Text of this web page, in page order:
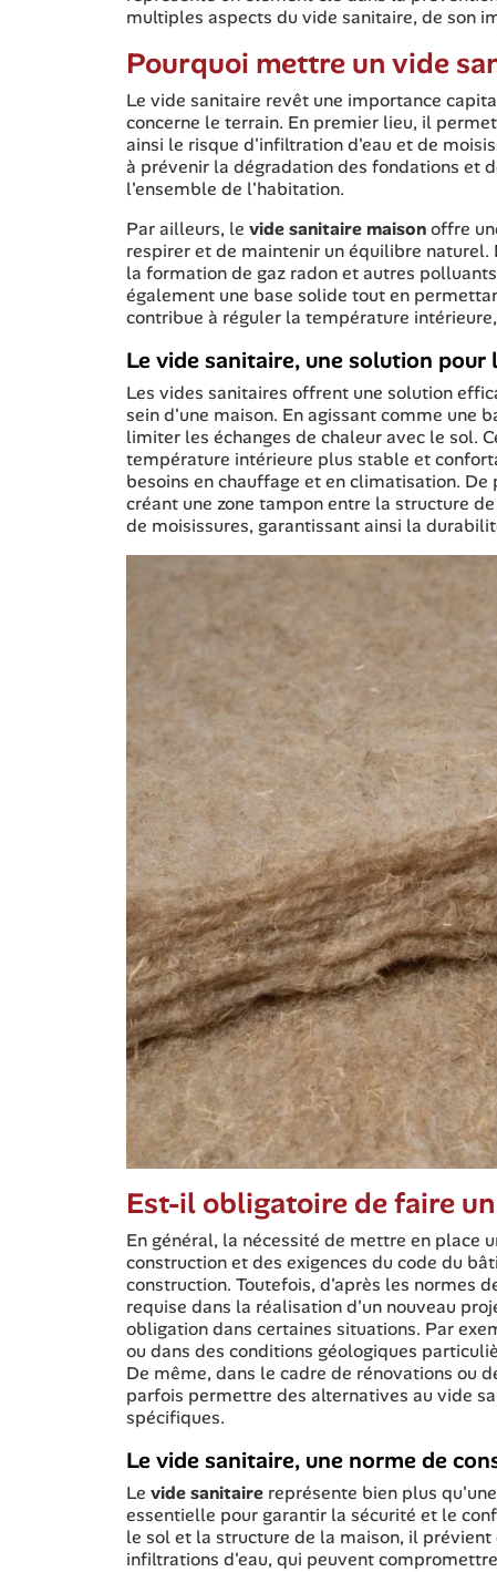
multiples aspects du vide sanitaire, de son
Pourquoi mettre un vide
Le vide sanitaire revêt une importance
concerne le terrain. En premier lieu, il
ainsi le risque d'infiltration d'eau et de
à prévenir la dégradation des fondations et
l'ensemble de l'habitation.
Par ailleurs, le vide sanitaire maisonoffre
respirer et de maintenir un équilibre
la formation de gaz radon et autres
également une base solide tout en
contribue à réguler la température
Le vide sanitaire, une solution
Les vides sanitaires offrent une solution
sein d'une maison. En agissant comme une
limiter les échanges de chaleur avec le sol.
température intérieure plus stable et
besoins en chauffage et en climatisation.
créant une zone tampon entre la structure
de moisissures, garantissant ainsi la
Est-il obligatoire de faire
En général, la nécessité de mettre en place
construction et des exigences du code du
construction. Toutefois, d'après les normes
requise dans la réalisation d'un nouveau
obligation dans certaines situations. Par
ou dans des conditions géologiques
De même, dans le cadre de rénovations ou
parfois permettre des alternatives au vide
spécifiques.
Le vide sanitaire, une norme de
Le vide sanitaire représente bien plus
essentielle pour garantir la sécurité et le
le sol et la structure de la maison, il
infiltrations d'eau, qui peuvent